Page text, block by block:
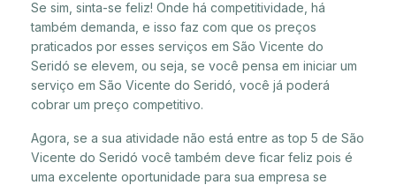
Se sim, sinta-se feliz! Onde há competitividade, há
também demanda, e isso faz com que os preços
praticados por esses serviços em São Vicente do
Seridó se elevem, ou seja, se você pensa em iniciar um
serviço em São Vicente do Seridó, você já poderá
cobrar um preço competitivo.
Agora, se a sua atividade não está entre as top 5 de São
Vicente do Seridó você também deve ficar feliz pois é
uma excelente oportunidade para sua empresa se